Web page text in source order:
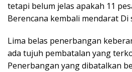
tetapi belum jelas apakah 11
Berencana kembali mendarat Di
Lima belas penerbangan
ada tujuh pembatalan yang
Penerbangan yang dibatalkan